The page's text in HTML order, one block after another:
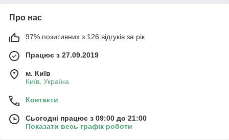
Про нас
97% позитивних з 126 відгуків за рік
Працює з 27.09.2019
м. Київ
Київ, Україна
Контакти
Сьогодні працює з 09:00 до 21:00
Показати весь графік роботи